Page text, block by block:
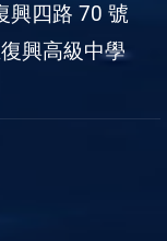
興四路 70 號
興高級中學